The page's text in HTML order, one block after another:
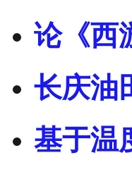
论《
长庆油
基于温